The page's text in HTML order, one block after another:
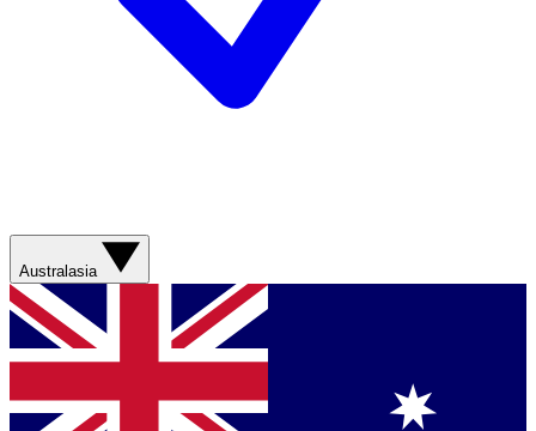
Australasia